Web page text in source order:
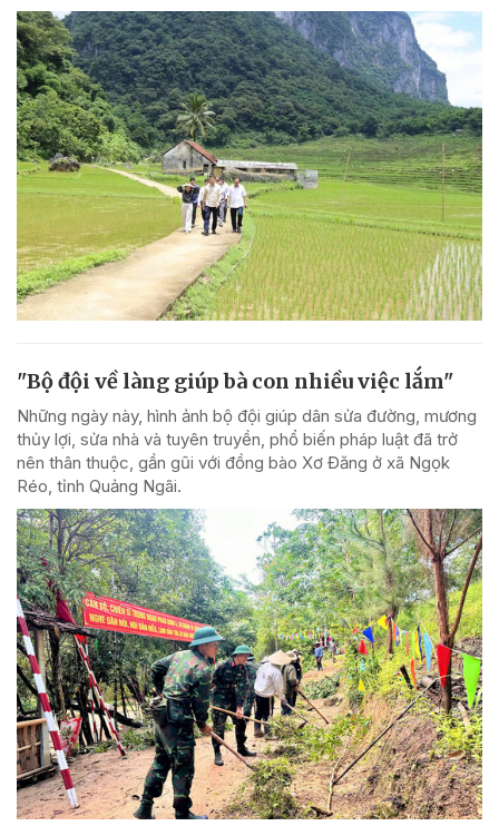
"Bộ đội về làng giúp bà con nhiều việc lắm"
Những ngày này, hình ảnh bộ đội giúp dân sửa đường, mương
thủy lợi, sửa nhà và tuyên truyền, phổ biến pháp luật đã trở
nên thân thuộc, gần gũi với đồng bào Xơ Đăng ở xã Ngọk
Réo, tỉnh Quảng Ngãi.